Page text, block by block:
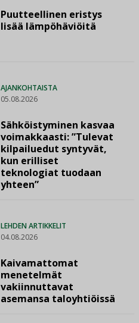
Puutteellinen eristys
lisää lämpöhäviöitä
AJANKOHTAISTA
05.08.2026
Sähköistyminen kasvaa
voimakkaasti: ”Tulevat
kilpailuedut syntyvät,
kun erilliset
teknologiat tuodaan
yhteen”
LEHDEN ARTIKKELIT
04.08.2026
Kaivamattomat
menetelmät
vakiinnuttavat
asemansa taloyhtiöissä